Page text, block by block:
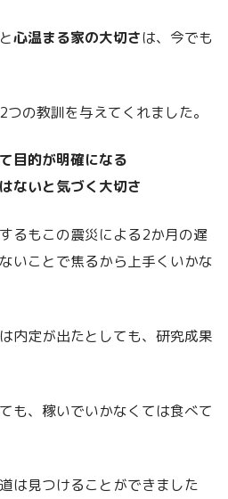
心温まる家の大切さは、今でも
の教訓を与えてくれました。
目的が明確になる
ないと気づく大切さ
るもこの震災による2か月の遅
いことで焦るから上手くいかな
内定が出たとしても、研究成果
も、稼いでいかなくては食べて
は見つけることができました